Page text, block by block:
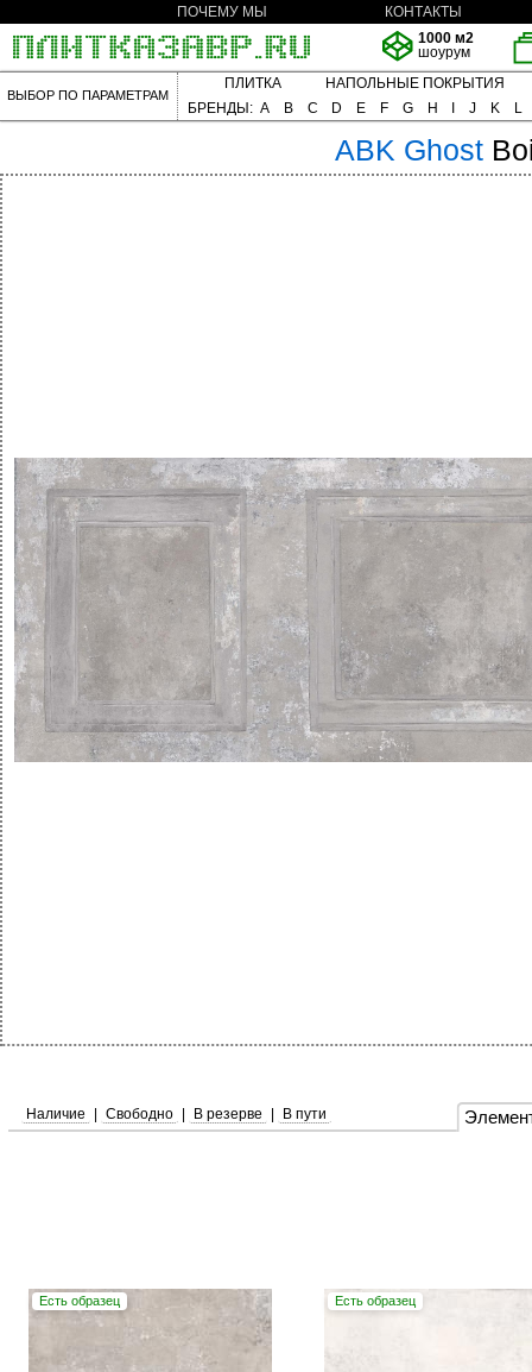
ПОЧЕМУ МЫ
КОНТАКТЫ
1000 м2
шоурум
ВЫБОР ПО ПАРАМЕТРАМ
ПЛИТКА
НАПОЛЬНЫЕ ПОКРЫТИЯ
БРЕНДЫ: A B C D E F G H J K L
ABK Ghost
Наличие Свободно В резерве В пути
Есть образец Есть образец